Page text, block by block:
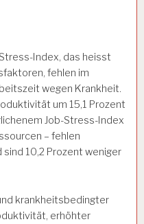
Index, das heisst
fehlen im
wegen Krankheit.
um 15,1 Prozent
Job-Stress-Index
– fehlen
10,2 Prozent weniger
krankheitsbedingter
erhöhter